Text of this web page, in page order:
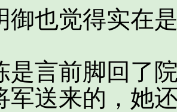
也觉得实在是
前脚回了院
军送来的，她